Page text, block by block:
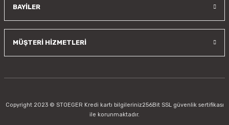
BAYİLER
MÜŞTERİ HİZMETLERİ
Copyright 2023 © STOEGER Kredi kartı bilgileriniz256Bit SSL güvenlik sertifikası
ile korunmaktadır.